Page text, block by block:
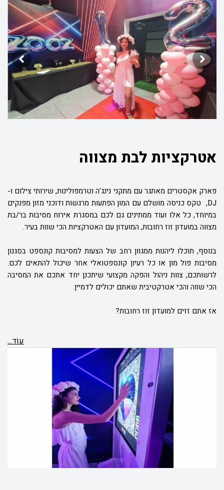
אטרקציות לבת מצווה
פארק אקסטרים מאתגר עם מתקני נינג'ה וטרמפולינות, שירותי צילום ו-
DJ
, טקס כניסה מושלם עם המון הפתעות מרגשות ודוכני מזון מפנקים
במיוחד, כל אלו ועוד ממתינים גם לכם במסגרת אירוח מסיבות בר/בת
מצווה במועדון זוז רחובות, המועדון עם האטרקציות הכי שוות בעיר.
בנוסף, תוכלו ליהנות ממגוון רחב של הצעות למסיבות קונספט בסגנון
מסיבות פול מון או כל רעיון קונספטואלי אחר שיכול להתאים לכם.
לרשותכם, צוות ניהול והפקה מקצועי שיתכנן יחד אתכם את המסיבה
הכי שווה והכי אטרקטיבית שאתם יכולים לדמיין.
אז אתם זזים למועדון זוז רחובות?
עוֹד...